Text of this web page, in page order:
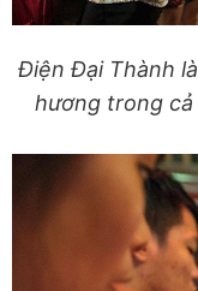
Điện Đại Thành
hương trong cả